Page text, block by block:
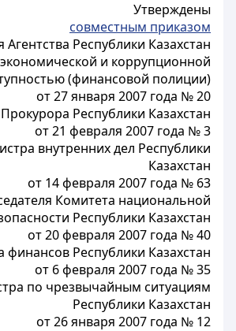
Утверждены
совместным приказом
Агентства Республики Казахстан
и коррупционной
(финансовой полиции)
от 27 января 2007 года № 20
Республики Казахстан
от 21 февраля 2007 года № 3
внутренних дел Республики
Казахстан
от 14 февраля 2007 года № 63
Комитета национальной
Республики Казахстан
от 20 февраля 2007 года № 40
финансов Республики Казахстан
от 6 февраля 2007 года № 35
по чрезвычайным ситуациям
Республики Казахстан
от 26 января 2007 года № 12